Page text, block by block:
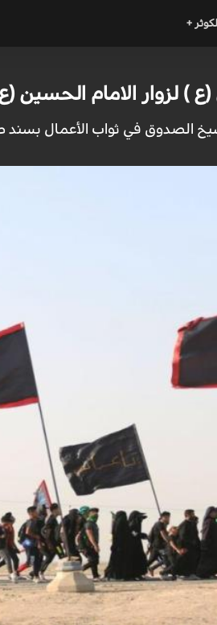
الكوثر +
(ع ) لزوار الامام الحسين
الصدوق في ثواب الأعمال بسند